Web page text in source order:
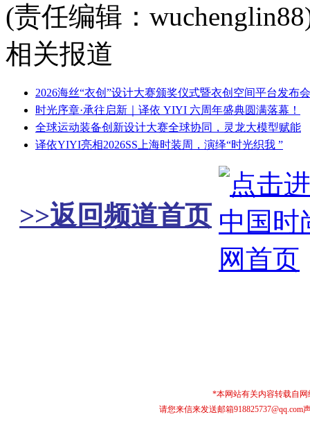
(责任编辑：
相关报道
2026海丝“衣创”设计大赛颁奖仪式暨衣创空间平台发布
时光序章·承往启新｜译依 YIYI 六周年盛典圆满落幕！
全球运动装备创新设计大赛全球协同，灵龙大模型赋能
译依YIYI亮相2026SS上海时装周，演绎“时光织我 ”
>>返回频道首页
*本网站有关内容转载自
请您来信来发送邮箱